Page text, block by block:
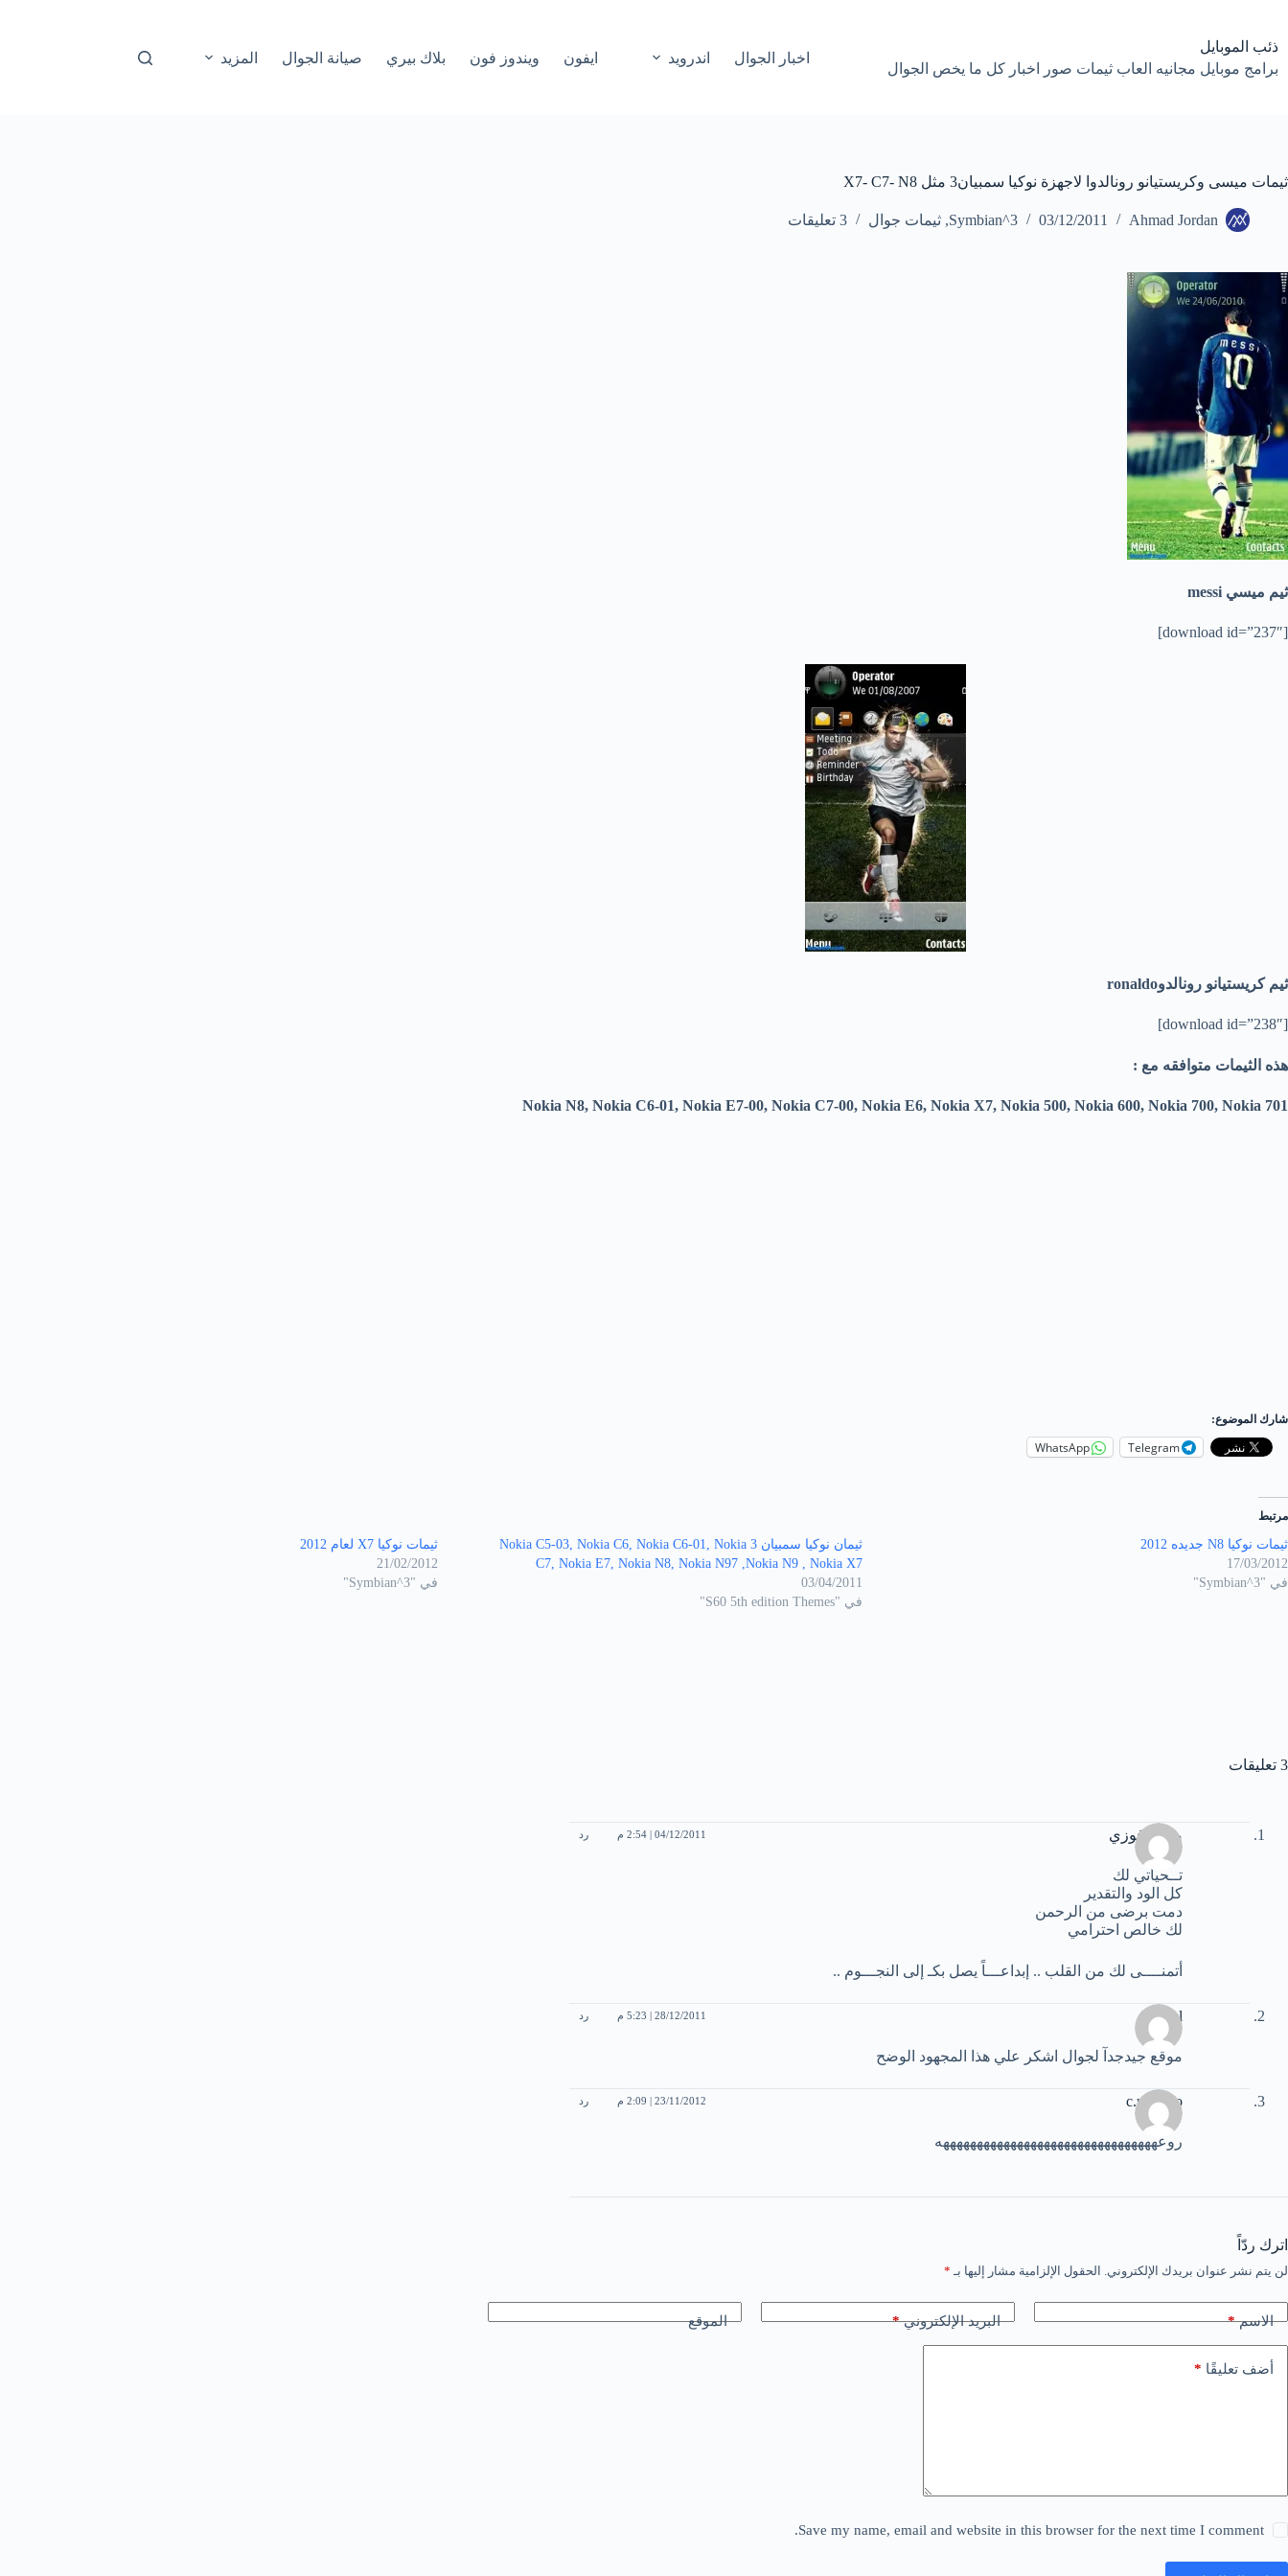
المحتوى
ذئب الموبايل
برامج موبايل مجانيه العاب ثيمات صور اخبار كل ما يخص الجوال
اخبار الجوال اندرويد ايفون ويندوز فون بلاك بيري صيانة الجوال المزيد
ثيمات ميسى وكريستيانو رونالدوا لاجهزة نوكيا سمبيان3 مثل X7- C7- N8
Ahmad Jordan
03/12/2011
Symbian^3
, ثيمات جوال 3 تعليقات
ثيم ميسي messi
[download id=”237″]
ثيم كريستيانو رونالدوronaldo
[download id=”238″]
هذه الثيمات متوافقه مع :
Nokia N8, Nokia C6-01, Nokia E7-00, Nokia C7-00, Nokia E6, Nokia X7, Nokia 500, Nokia 600, Nokia 700, Nokia 701
شارك الموضوع:
Telegram
WhatsApp
مرتبط
ثيمات نوكيا N8 جديده 2012
17/03/2012
في "Symbian^3"
ثيمان نوكيا سمبيان 3 Nokia C5-03, Nokia C6, Nokia C6-01, Nokia
C7, Nokia E7, Nokia N8, Nokia N97 ,Nokia N9 , Nokia X7
03/04/2011
في "S60 5th edition Themes"
ثيمات نوكيا X7 لعام 2012
21/02/2012
في "Symbian^3"
3 تعليقات
محمد فوزي 04/12/2011 | 2:54 م رد
تــحياتي لك
كل الود والتقدير
دمت برضى من الرحمن
لك خالص احترامي
أتمنــــى لك من القلب .. إبداعـــاً يصل بكـ إلى النجـــوم ..
adel 28/12/2011 | 5:23 م رد
موقع جيدجدآ لجوال اشكر علي هذا المجهود الوضح
c.ronaldo 23/11/2012 | 2:09 م رد
روعههههههههههههههههههههههههههههههههه
اترك ردّاً
لن يتم نشر عنوان بريدك الإلكتروني. الحقول الإلزامية مشار إليها بـ *
الاسم* البريد الإلكتروني* الموقع
أضف تعليقًا *
Save my name, email and website in this browser for the next time I comment.